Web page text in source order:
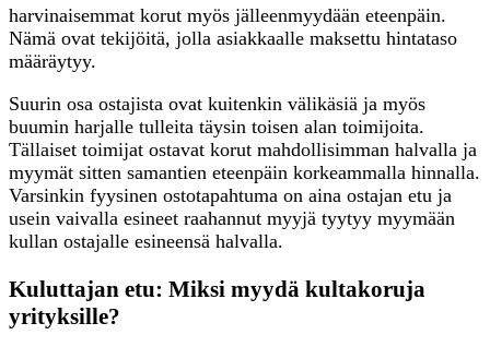
harvinaisemmat korut myös jälleenmyydään eteenpäin.
Nämä ovat tekijöitä, jolla asiakkaalle maksettu hintataso
määräytyy.
Suurin osa ostajista ovat kuitenkin välikäsiä ja myös
buumin harjalle tulleita täysin toisen alan toimijoita.
Tällaiset toimijat ostavat korut mahdollisimman halvalla ja
myymät sitten samantien eteenpäin korkeammalla hinnalla.
Varsinkin fyysinen ostotapahtuma on aina ostajan etu ja
usein vaivalla esineet raahannut myyjä tyytyy myymään
kullan ostajalle esineensä halvalla.
Kuluttajan etu: Miksi myydä kultakoruja
yrityksille?